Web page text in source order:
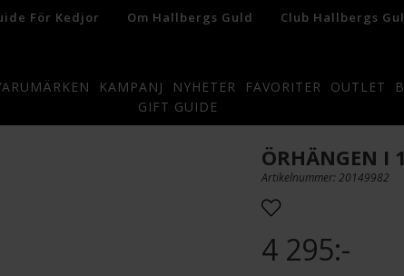
För Kedjor Om Hallbergs Guld Club Hallbergs
KAMPANJ NYHETER FAVORITER OUTLET
GIFT GUIDE
ÖRHÄNGEN I
Artikelnummer: 20149982
4 295:-